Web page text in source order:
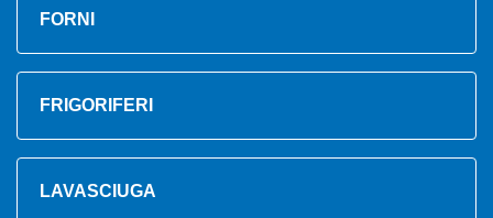
FORNI
FRIGORIFERI
LAVASCIUGA